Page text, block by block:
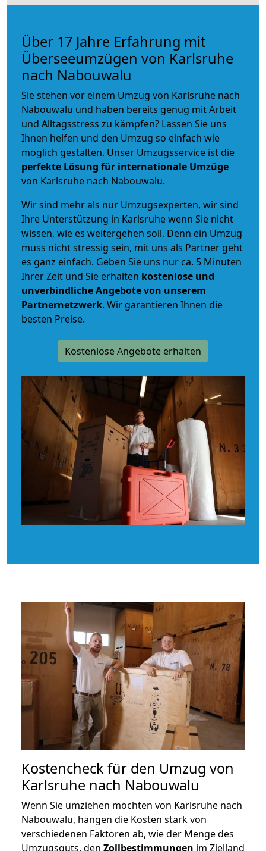
Über 17 Jahre Erfahrung mit
Überseeumzügen von Karlsruhe
nach Nabouwalu
Sie stehen vor einem Umzug von Karlsruhe nach
Nabouwalu und haben bereits genug mit Arbeit
und Alltagsstress zu kämpfen? Lassen Sie uns
Ihnen helfen und den Umzug so einfach wie
möglich gestalten. Unser Umzugsservice ist die
perfekte Lösung für internationale Umzüge
von Karlsruhe nach Nabouwalu.
Wir sind mehr als nur Umzugsexperten, wir sind
Ihre Unterstützung in Karlsruhe wenn Sie nicht
wissen, wie es weitergehen soll. Denn ein Umzug
muss nicht stressig sein, mit uns als Partner geht
es ganz einfach. Geben Sie uns nur ca. 5 Minuten
Ihrer Zeit und Sie erhalten kostenlose und
unverbindlicheAngebote von unserem
Partnernetzwerk. Wir garantieren Ihnen die
besten Preise.
Kostenlose Angebote erhalten
Kostencheck für den Umzug von
Karlsruhe nach Nabouwalu
Wenn Sie umziehen möchten von Karlsruhe nach
Nabouwalu, hängen die Kosten stark von
verschiedenen Faktoren ab, wie der Menge des
Umzugsguts, den Zollbestimmungen im Zielland